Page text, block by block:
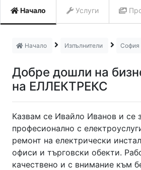
Начало Услуги
Начало Изпълнители София
Добре дошли на
на ЕЛЛЕКТРЕКС
Казвам се Ивайло Иванов и се
професионално с
ремонт на електрически
офиси и търговски обекти.
качествено и с внимание към